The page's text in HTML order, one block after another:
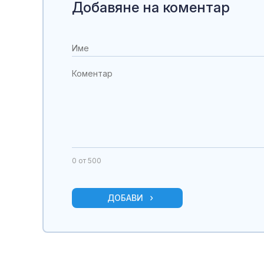
Добавяне на коментар
0 от 500
ДОБАВИ